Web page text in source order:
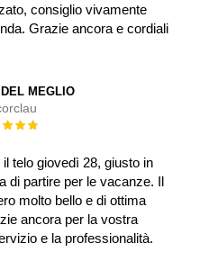
consiglio vivamente
Grazie ancora e cordiali
MEGLIO
telo giovedì 28, giusto in
di partire per le vacanze. Il
molto bello e di ottima
ancora per la vostra
e la professionalità.